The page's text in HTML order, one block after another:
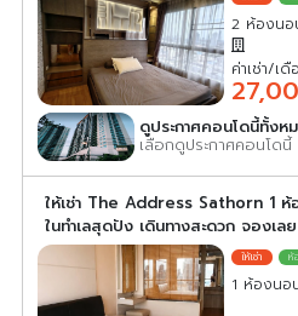
2 ห้องนอ
ค่าเช่า/เดื
ดูประกาศคอนโดนี้ทั้งห
เลือกดูประกาศคอนโดนี้
ให้เช่า The Address Sathorn 1
ในทำเลสุดปัง เดินทางสะดวก จองเลย
1 ห้องนอ